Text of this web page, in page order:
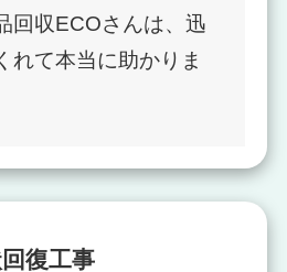
回収ECOさんは、迅
れて本当に助かりま
復工事